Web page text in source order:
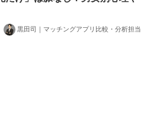
黒田司｜マッチングアプリ比較・分析担当